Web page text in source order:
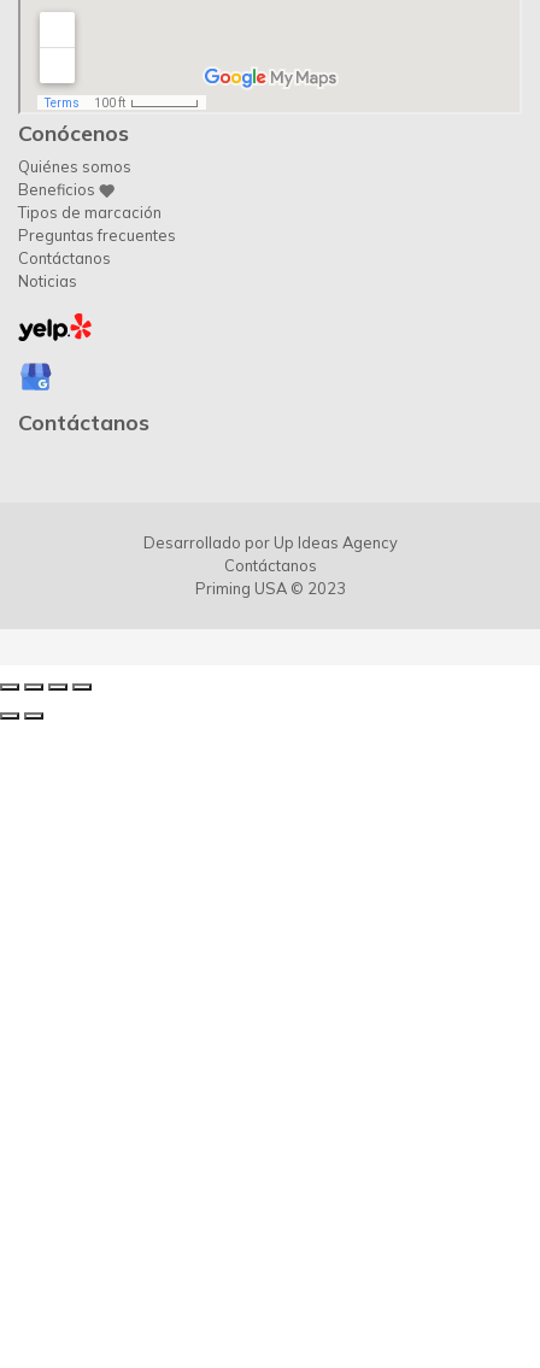
Conócenos
Quiénes somos
Beneficios
Tipos de marcación
Preguntas frecuentes
Contáctanos
Noticias
Contáctanos
Desarrollado por Up Ideas Agency
Contáctanos
Priming USA © 2023